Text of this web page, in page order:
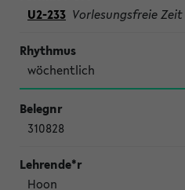
U2-233 Vorlesungsfreie Zeit
wöchentlich
310828
Hoon